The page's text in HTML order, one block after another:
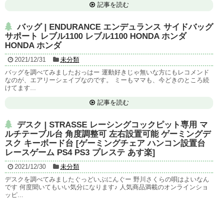
記事を読む
バッグ | ENDURANCE エンデュランス サイドバッグ
サポート レブル1100 レブル1100 HONDA ホンダ
HONDA ホンダ
2021/12/31
未分類
バッグを調べてみましたおっはー 運動好きじゃ無いな方にもレコメンド
なのが、エアリーシェイプなのです。 ミーもママも、今どきのところ続
けてます...
記事を読む
デスク | STRASSE レーシングコックピット専用 マ
ルチテーブル台 角度調整可 左右設置可能 ゲーミングデ
スク キーボード台 [ゲーミングチェア ハンコン設置台
レースゲーム PS4 PS3 プレステ あす楽]
2021/12/30
未分類
デスクを調べてみましたぐっどいぶにんぐー 野川さくらの唄はよいなん
です 何度聞いてもいい気分になります♪ 人気商品満載のオンラインショ
ッピ...